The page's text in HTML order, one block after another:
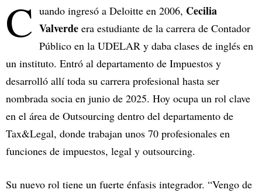
C uando ingresó a Deloitte en 2006, Cecilia
Valverde era estudiante de la carrera de Contador
Público en la UDELAR y daba clases de inglés en
un instituto. Entró al departamento de Impuestos y
desarrolló allí toda su carrera profesional hasta ser
nombrada socia en junio de 2025. Hoy ocupa un rol clave
en el área de Outsourcing dentro del departamento de
Tax&Legal, donde trabajan unos 70 profesionales en
funciones de impuestos, legal y outsourcing.
Su nuevo rol tiene un fuerte énfasis integrador. “Vengo de